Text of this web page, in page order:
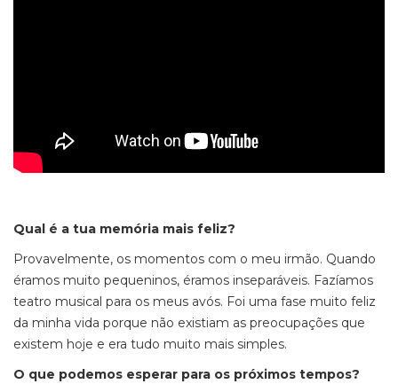
Qual é a tua memória mais feliz?
Provavelmente, os momentos com o meu irmão. Quando
éramos muito pequeninos, éramos inseparáveis. Fazíamos
teatro musical para os meus avós. Foi uma fase muito feliz
da minha vida porque não existiam as preocupações que
existem hoje e era tudo muito mais simples.
O que podemos esperar para os próximos tempos?